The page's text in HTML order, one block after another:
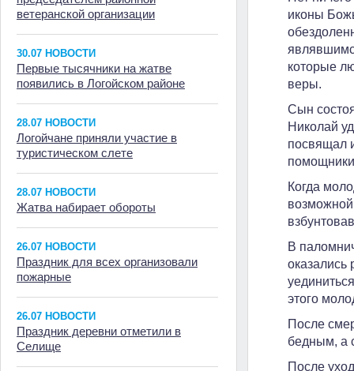
ветеранской организации
30.07 НОВОСТИ
Первые тысячники на жатве
появились в Логойском районе
28.07 НОВОСТИ
Логойчане приняли участие в
туристическом слете
28.07 НОВОСТИ
Жатва набирает обороты
26.07 НОВОСТИ
Праздник для всех организовали
пожарные
26.07 НОВОСТИ
Праздник деревни отметили в
Селище
иконы
которые
веры.
Сын
Николай
посвящал
Когда
В
оказались
этого
После
бедным, а
После